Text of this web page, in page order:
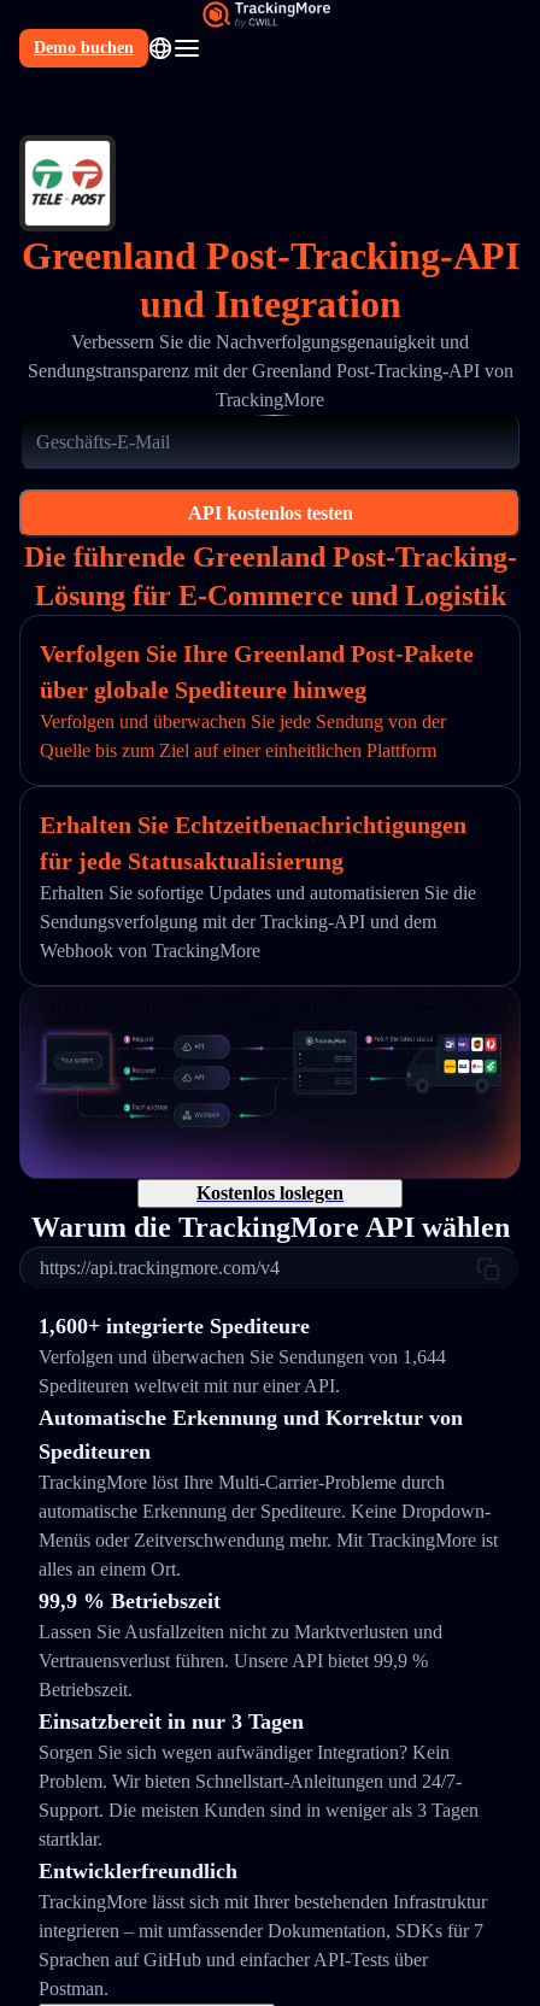
Demo buchen
Greenland Post-Tracking-API
und Integration
Verbessern Sie die Nachverfolgungsgenauigkeit und
Sendungstransparenz mit der Greenland Post-Tracking-API von
TrackingMore
API kostenlos testen
Die führende Greenland Post-Tracking-
Lösung für E-Commerce und Logistik
Verfolgen Sie Ihre Greenland Post-Pakete
über globale Spediteure hinweg
Verfolgen und überwachen Sie jede Sendung von der
Quelle bis zum Ziel auf einer einheitlichen Plattform
Erhalten Sie Echtzeitbenachrichtigungen
für jede Statusaktualisierung
Erhalten Sie sofortige Updates und automatisieren Sie die
Sendungsverfolgung mit der Tracking-API und dem
Webhook von TrackingMore
Kostenlos loslegen
Warum die TrackingMore API wählen
https://api.trackingmore.com/v4
1,600+ integrierte Spediteure
Verfolgen und überwachen Sie Sendungen von 1,644
Spediteuren weltweit mit nur einer API.
Automatische Erkennung und Korrektur von
Spediteuren
TrackingMore löst Ihre Multi-Carrier-Probleme durch
automatische Erkennung der Spediteure. Keine Dropdown-
Menüs oder Zeitverschwendung mehr. Mit TrackingMore ist
alles an einem Ort.
99,9 % Betriebszeit
Lassen Sie Ausfallzeiten nicht zu Marktverlusten und
Vertrauensverlust führen. Unsere API bietet 99,9 %
Betriebszeit.
Einsatzbereit in nur 3 Tagen
Sorgen Sie sich wegen aufwändiger Integration? Kein
Problem. Wir bieten Schnellstart-Anleitungen und 24/7-
Support. Die meisten Kunden sind in weniger als 3 Tagen
startklar.
Entwicklerfreundlich
TrackingMore lässt sich mit Ihrer bestehenden Infrastruktur
integrieren – mit umfassender Dokumentation, SDKs für 7
Sprachen auf GitHub und einfacher API-Tests über
Postman.